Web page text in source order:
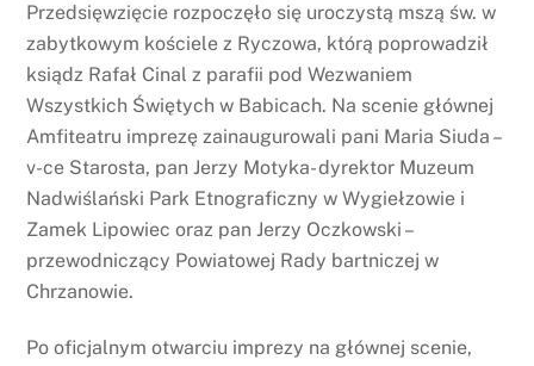
Przedsięwzięcie rozpoczęło się uroczystą mszą św. w
zabytkowym kościele z Ryczowa, którą poprowadził
ksiądz Rafał Cinal z parafii pod Wezwaniem
Wszystkich Świętych w Babicach. Na scenie głównej
Amfiteatru imprezę zainaugurowali pani Maria Siuda –
v-ce Starosta, pan Jerzy Motyka- dyrektor Muzeum
Nadwiślański Park Etnograficzny w Wygiełzowie i
Zamek Lipowiec oraz pan Jerzy Oczkowski –
przewodniczący Powiatowej Rady bartniczej w
Chrzanowie.
Po oficjalnym otwarciu imprezy na głównej scenie,